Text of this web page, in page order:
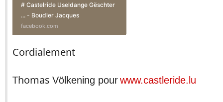
# Castelride Useldange Gëschter
... - Boudler Jacques
facebook.com
Cordialement
Thomas Völkening pourwww.castleride.lu